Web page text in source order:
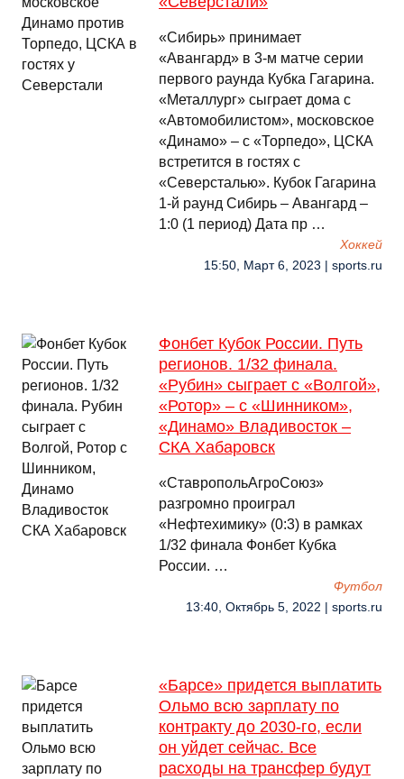
«Сибирь» принимает
«Авангард» в 3-м матче серии
первого раунда Кубка Гагарина.
«Металлург» сыграет дома с
«Автомобилистом», московское
«Динамо» – с «Торпедо», ЦСКА
встретится в гостях с
«Северсталью». Кубок Гагарина
1-й раунд Сибирь – Авангард –
1:0 (1 период) Дата пр …
Хоккей
15:50, Март 6, 2023 | sports.ru
Фонбет Кубок России. Путь
регионов. 1/32 финала.
«Рубин» сыграет с «Волгой»,
«Ротор» – с «Шинником»,
«Динамо» Владивосток –
СКА Хабаровск
«СтавропольАгроСоюз»
разгромно проиграл
«Нефтехимику» (0:3) в рамках
1/32 финала Фонбет Кубка
России. …
Футбол
13:40, Октябрь 5, 2022 | sports.ru
«Барсе» придется выплатить
Ольмо всю зарплату по
контракту до 2030-го, если
он уйдет сейчас. Все
расходы на трансфер будут